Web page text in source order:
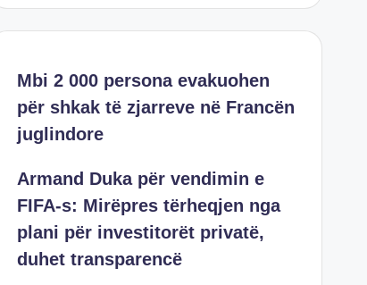
Mbi 2 000 persona evakuohen
për shkak të zjarreve në Francën
juglindore
Armand Duka për vendimin e
FIFA-s: Mirëpres tërheqjen nga
plani për investitorët privatë,
duhet transparencë